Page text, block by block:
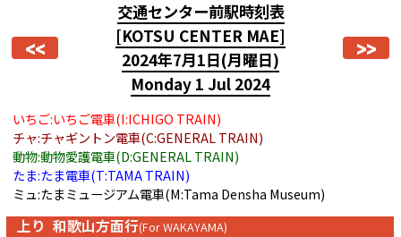
<<
交通センター前駅時刻表
[KOTSU CENTER MAE]
2024年7月1日(月曜日)
Monday 1 Jul 2024
>>
いちご:いちご電車(I:ICHIGO TRAIN)
チャ:チャギントン電車(C:GENERAL TRAIN)
動物:動物愛護電車(D:GENERAL TRAIN)
たま:たま電車(T:TAMA TRAIN)
ミュ:たまミュージアム電車(M:Tama Densha Museum)
上り 和歌山方面行(For WAKAYAMA)